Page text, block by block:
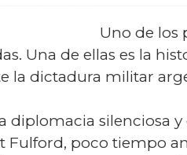
Uno de los
Una de ellas es la
la dictadura militar
diplomacia silenciosa
Fulford, poco tiempo